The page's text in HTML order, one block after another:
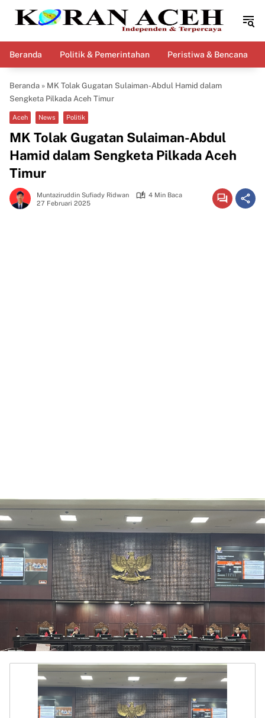
Beranda Politik & Pemerintahan Peristiwa & Bencana
Beranda » MK Tolak Gugatan Sulaiman-Abdul Hamid dalam
Sengketa Pilkada Aceh Timur
Aceh News Politik
MK Tolak Gugatan Sulaiman-Abdul
Hamid dalam Sengketa Pilkada Aceh
Timur
Muntaziruddin Sufiady Ridwan
4 Min Baca
27 Februari 2025